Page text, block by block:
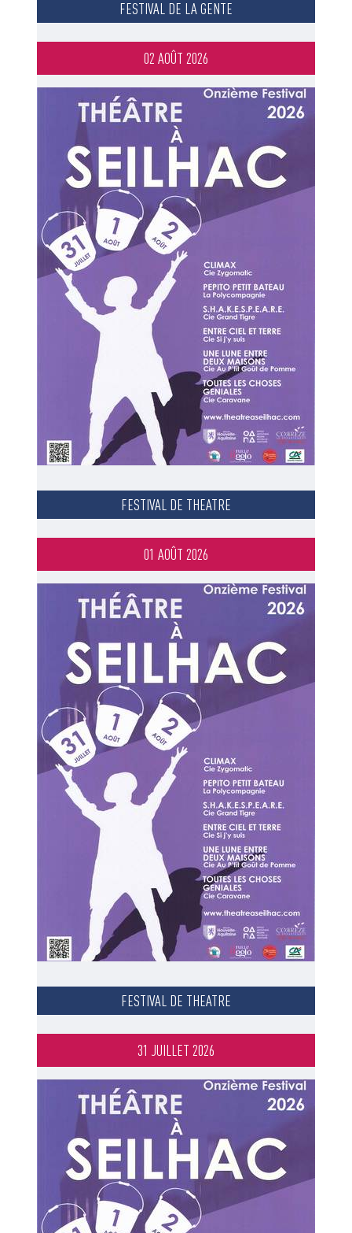
FESTIVAL DE LA GENTE
02 AOÛT 2026
FESTIVAL DE THEATRE
01 AOÛT 2026
FESTIVAL DE THEATRE
31 JUILLET 2026